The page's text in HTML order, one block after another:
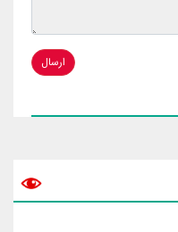
ارسال